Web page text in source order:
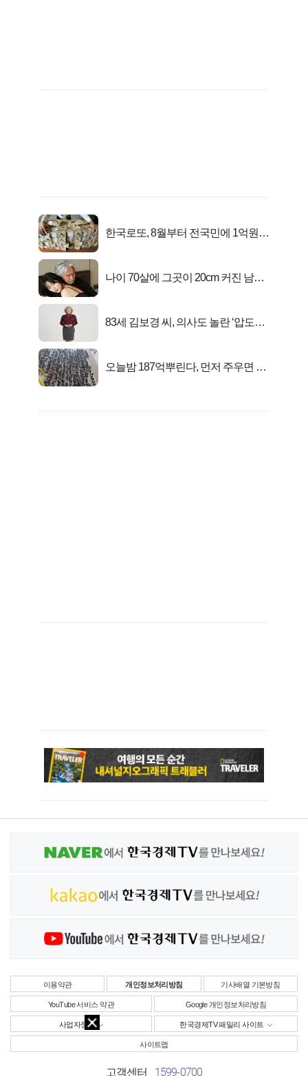
한국로또, 8월부터 전국민에 1억원씩
나이 70살에 그곳이 20cm 커진 남자..
83세 김보경 씨, 의사도 놀란 ‘압도적
오늘밤 187억뿌린다, 먼저 주우면 최
이용약관 개인정보처리방침 기사배열 기본방침
YouTube 서비스 약관 Google 개인정보처리방침
사업자정보 한국경제TV 패밀리 사이트
사이트맵
고객센터 1599-0700